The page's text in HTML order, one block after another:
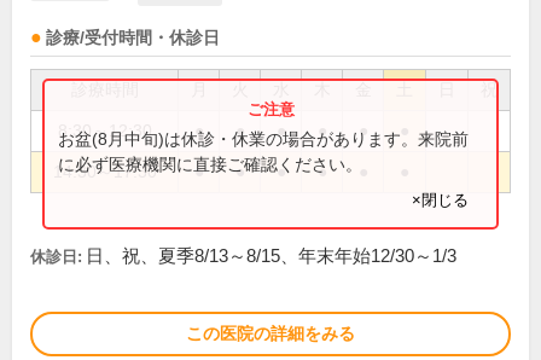
診療/受付時間・休診日
祝
8:30～12:30 ● ● ● ● ●
14:30～17:30 ● ● ● ●
お盆(8月中旬)は休診・休業の場合があります。来院前
に必ず医療機関に直接ご確認ください。
×閉じる
休診日: 日、祝、夏季8/13～8/15、年末年始12/30～1/3
この医院の詳細をみる